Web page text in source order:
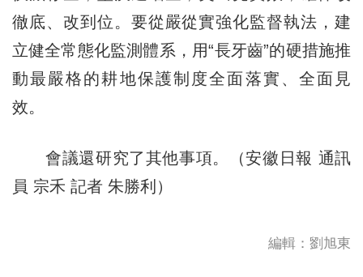
徹底、改到位。要從嚴從實強化監督執法，建
立健全常態化監測體系，用“長牙齒”的硬措施推
動最嚴格的耕地保護制度全面落實、全面見
效。
會議還研究了其他事項。（安徽日報 通訊
員 宗禾 記者 朱勝利）
編輯：劉旭東